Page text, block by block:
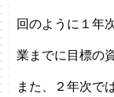
回のように１年
業までに目標の
また、２年次で